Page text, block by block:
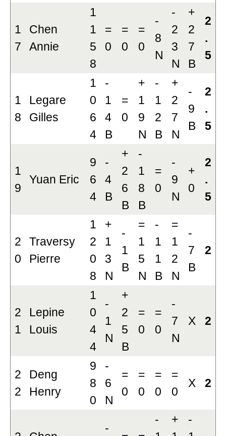
1
7
Chen
Annie
1
1
5
8
=
0
=
0
=
0
-
8
N
-
2
3
N
+
2
7
B
2
.
5
1
8
Legare
Gilles
1
0
6
4
-
1
4
B
=
0
+
1
9
N
-
1
2
B
+
2
7
N
-
9
B
2
.
5
1
9
Yuan Eric
9
6
4
-
4
B
+
2
6
B
-
1
8
B
=
0
-
9
N
+
0
2
.
5
2
0
Traversy
Pierre
1
2
0
8
+
1
3
N
-
1
B
=
1
5
N
-
1
1
B
=
1
2
N
-
7
B
2
2
1
Lepine
Louis
1
0
4
4
-
1
N
+
2
5
B
=
0
=
0
-
7
N
X 2
2
2
Deng
Henry
9
8
0
-
6
N
=
0
=
0
=
0
=
0
X 2
-
-
+
-